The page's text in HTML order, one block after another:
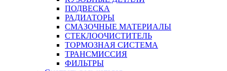
ПОДВЕСКА
РАДИАТОРЫ
СМАЗОЧНЫЕ МАТЕРИАЛЫ
СТЕКЛООЧИСТИТЕЛЬ
ТОРМОЗНАЯ СИСТЕМА
ТРАНСМИССИЯ
ФИЛЬТРЫ